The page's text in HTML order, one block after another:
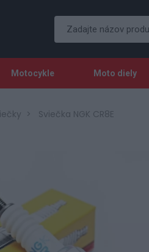
Motocykle Moto diely
Sviečka NGK CR8E